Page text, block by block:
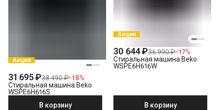
Акция
31 695 ₽38 490 ₽−18%
Стиральная машина Beko
WSPE6H616S
В корзину
Акция
30 644 ₽36 990 ₽−17%
Стиральная машина Beko
WSPE6H616W
В корзину